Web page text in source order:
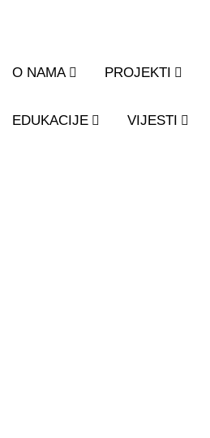
O NAMA PROJEKTI
EDUKACIJE VIJESTI